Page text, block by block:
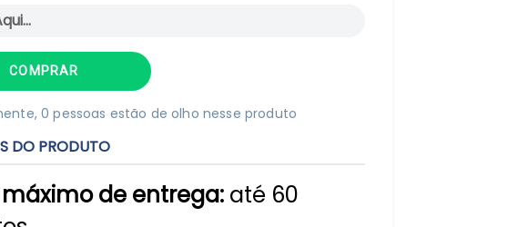
COMPRAR
7 2pessoas estão de olho nesse produto
DO PRODUTO
máximo de entrega: até 60